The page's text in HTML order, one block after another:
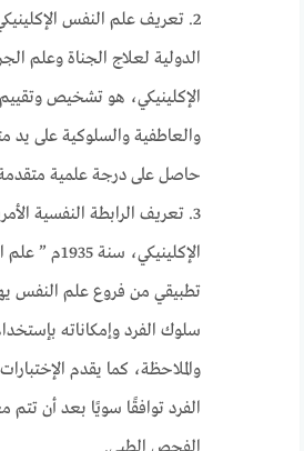
2. تعريف علم النفس
الدولية لعلاج الجناة وعلم
الإكلينيكي، هو تشخيص
والعاطفية والسلوكية على
حاصل على درجة علمية
3. تعريف الرابطة النفسية
الإكلينيكي،
تطبيقي من فروع علم النفس
سلوك الفرد وإمكاناته
والملاحظة، كما يقدم
الفرد توافقًا سويًا بعد أن